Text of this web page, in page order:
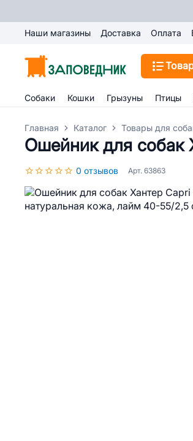
Наши магазины Доставка Оплата
Собаки Кошки Грызуны Птицы
Главная Каталог Товары для
Ошейник для собак
0 отзывов Арт. 63863